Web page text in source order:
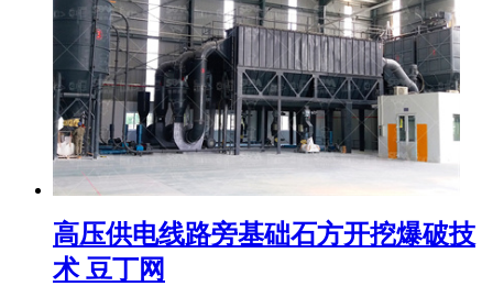
高压供电线路旁基础石方开挖爆破技
术 豆丁网